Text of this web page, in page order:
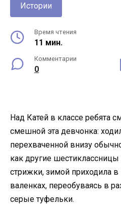
Истории
Время чтения
11 мин.
Комментарии
0
Над Катей в классе ребята
смешной эта девчонка:
перехваченной внизу
как другие
стрижки, зимой приходила
валенках, переобуваясь в
серые туфельки.